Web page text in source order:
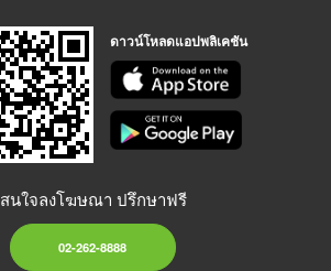
ดาวน์โหลดแอปพลิเคชัน
สนใจลงโฆษณา ปรึกษาฟรี
02-262-8888